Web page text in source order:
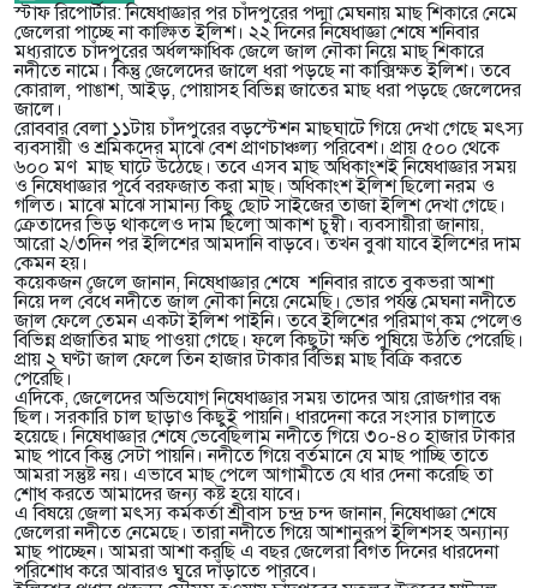
স্টাফ রিপোর্টার: নিষেধাজ্ঞার পর চাঁদপুরের পদ্মা মেঘনায় মাছ শিকারে নেমে
জেলেরা পাচ্ছে না কাঙ্ক্ষিত ইলিশ। ২২ দিনের নিষেধাজ্ঞা শেষে শনিবার
মধ্যরাতে চাঁদপুরের অর্ধলক্ষাধিক জেলে জাল নৌকা নিয়ে মাছ শিকারে
নদীতে নামে। কিন্তু জেলেদের জালে ধরা পড়ছে না কাক্সিক্ষত ইলিশ। তবে
কোরাল, পাঙাশ, আইড়, পোয়াসহ বিভিন্ন জাতের মাছ ধরা পড়ছে জেলেদের
জালে।
রোববার বেলা ১১টায় চাঁদপুরের বড়স্টেশন মাছঘাটে গিয়ে দেখা গেছে মৎস্য
ব্যবসায়ী ও শ্রমিকদের মাঝে বেশ প্রাণচাঞ্চল্য পরিবেশ। প্রায় ৫০০ থেকে
৬০০ মণ মাছ ঘাটে উঠেছে। তবে এসব মাছ অধিকাংশই নিষেধাজ্ঞার সময়
ও নিষেধাজ্ঞার পূর্বে বরফজাত করা মাছ। অধিকাংশ ইলিশ ছিলো নরম ও
গলিত। মাঝে মাঝে সামান্য কিছু ছোট সাইজের তাজা ইলিশ দেখা গেছে।
ক্রেতাদের ভিড় থাকলেও দাম ছিলো আকাশ চুম্বী। ব্যবসায়ীরা জানায়,
আরো ২/৩দিন পর ইলিশের আমদানি বাড়বে। তখন বুঝা যাবে ইলিশের দাম
কেমন হয়।
কয়েকজন জেলে জানান, নিষেধাজ্ঞার শেষে শনিবার রাতে বুকভরা আশা
নিয়ে দল বেঁধে নদীতে জাল নৌকা নিয়ে নেমেছি। ভোর পর্যন্ত মেঘনা নদীতে
জাল ফেলে তেমন একটা ইলিশ পাইনি। তবে ইলিশের পরিমাণ কম পেলেও
বিভিন্ন প্রজাতির মাছ পাওয়া গেছে। ফলে কিছুটা ক্ষতি পুষিয়ে উঠতি পেরেছি।
প্রায় ২ ঘণ্টা জাল ফেলে তিন হাজার টাকার বিভিন্ন মাছ বিক্রি করতে
পেরেছি।
এদিকে, জেলেদের অভিযোগ নিষেধাজ্ঞার সময় তাদের আয় রোজগার বন্ধ
ছিল। সরকারি চাল ছাড়াও কিছুই পায়নি। ধারদেনা করে সংসার চালাতে
হয়েছে। নিষেধাজ্ঞার শেষে ভেবেছিলাম নদীতে গিয়ে ৩০-৪০ হাজার টাকার
মাছ পাবে কিন্তু সেটা পায়নি। নদীতে গিয়ে বর্তমানে যে মাছ পাচ্ছি তাতে
আমরা সন্তুষ্ট নয়। এভাবে মাছ পেলে আগামীতে যে ধার দেনা করেছি তা
শোধ করতে আমাদের জন্য কষ্ট হয়ে যাবে।
এ বিষয়ে জেলা মৎস্য কর্মকর্তা শ্রীবাস চন্দ্র চন্দ জানান, নিষেধাজ্ঞা শেষে
জেলেরা নদীতে নেমেছে। তারা নদীতে গিয়ে আশানুরূপ ইলিশসহ অন্যান্য
মাছ পাচ্ছেন। আমরা আশা করছি এ বছর জেলেরা বিগত দিনের ধারদেনা
পরিশোধ করে আবারও ঘুরে দাঁড়াতে পারবে।